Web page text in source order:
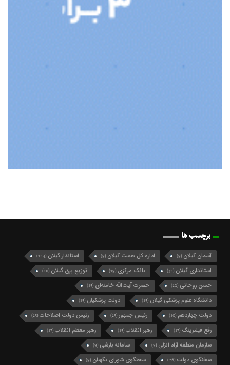
برچسب ها
آسمان گیلان (9) اداره کل صمت گیلان (9) استاندار گیلان (124)
استانداری گیلان (32) بانک مرکزی (19) توزیع برق گیلان (10)
حسن روحانی (12) حضرت آیت‌الله خامنه‌ای (15)
دانشگاه علوم پزشکی گیلان (15) دولت پزشکیان (15)
دولت چهاردهم (10) رئیس جمهور(13) رئیس دولت اصلاحات(13)
رفع فیلترینگ (17) رهبر انقلاب(15) رهبر معظم انقلاب(17)
سازمان منطقه آزاد انزلی (9) سامانه بارشی (9)
سخنگوی دولت (26) سخنگوی شورای نگهبان (9)